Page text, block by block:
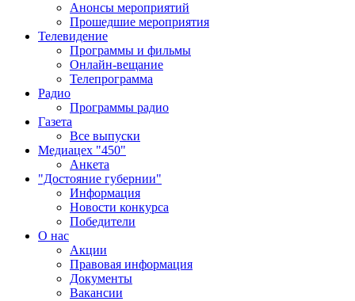
Анонсы мероприятий
Прошедшие мероприятия
Телевидение
Программы и фильмы
Онлайн-вещание
Телепрограмма
Радио
Программы радио
Газета
Все выпуски
Медиацех "450"
Анкета
"Достояние губернии"
Информация
Новости конкурса
Победители
О нас
Акции
Правовая информация
Документы
Вакансии